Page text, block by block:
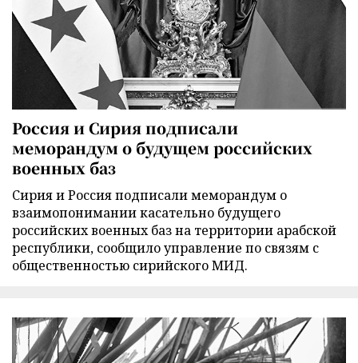
Россия и Сирия подписали
меморандум о будущем российских
военных баз
Сирия и Россия подписали меморандум о
взаимопонимании касательно будущего
российских военных баз на территории арабской
республики, сообщило управление по связям с
общественностью сирийского МИД.